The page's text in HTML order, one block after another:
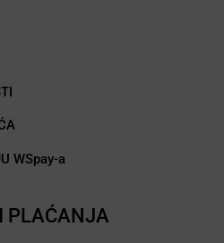
WSpay-a
PLAĆANJA